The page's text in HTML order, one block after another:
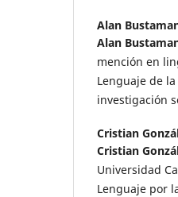
Alan
Alan
mención en
Lenguaje de
investigación
Cristian
Cristian
Universidad
Lenguaje por